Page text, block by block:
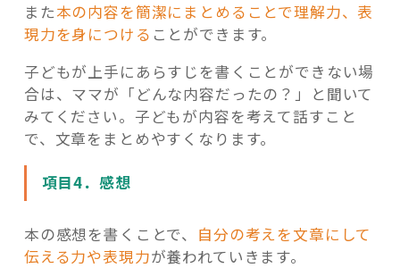
また本の内容を簡潔にまとめることで理解力、表
現力を身につける ことができます。
子どもが上手にあらすじを書くことができない場
合は、ママが「どんな内容だったの？」と聞いて
みてください。子どもが内容を考えて話すこと
で、文章をまとめやすくなります。
項目4．感想
本の感想を書くことで、 自分の考えを文章にして
伝える力や表現力が養われていきます。